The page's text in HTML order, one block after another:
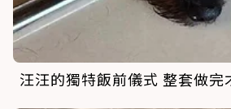
汪汪的獨特飯前儀式 整套做完